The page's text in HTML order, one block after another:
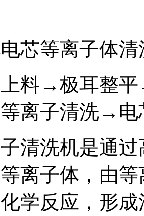
等离子体清
→极耳整平
离子清洗→电
洗机是通过
离子体，由
学反应，形